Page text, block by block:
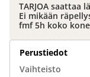
TARJOA saattaa
Ei mikään
fmf 5h koko kone
Perustiedot
Vaihteisto